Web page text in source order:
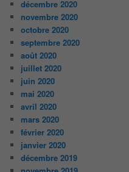
décembre 2020
novembre 2020
octobre 2020
septembre 2020
août 2020
juillet 2020
juin 2020
mai 2020
avril 2020
mars 2020
février 2020
janvier 2020
décembre 2019